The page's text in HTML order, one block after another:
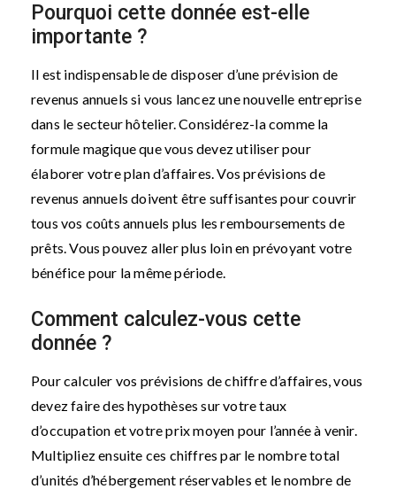
Pourquoi cette donnée est-elle
importante ?
Il est indispensable de disposer d’une prévision de
revenus annuels si vous lancez une nouvelle entreprise
dans le secteur hôtelier. Considérez-la comme la
formule magique que vous devez utiliser pour
élaborer votre plan d’affaires. Vos prévisions de
revenus annuels doivent être suffisantes pour couvrir
tous vos coûts annuels plus les remboursements de
prêts. Vous pouvez aller plus loin en prévoyant votre
bénéfice pour la même période.
Comment calculez-vous cette
donnée ?
Pour calculer vos prévisions de chiffre d’affaires, vous
devez faire des hypothèses sur votre taux
d’occupation et votre prix moyen pour l’année à venir.
Multipliez ensuite ces chiffres par le nombre total
d’unités d’hébergement réservables et le nombre de